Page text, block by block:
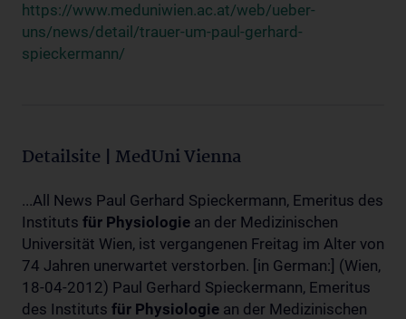
https://www.meduniwien.ac.at/web/ueber-
uns/news/detail/trauer-um-paul-gerhard-
spieckermann/
Detailsite | MedUni Vienna
...All News Paul Gerhard Spieckermann, Emeritus des
Instituts für Physiologie an der Medizinischen
Universität Wien, ist vergangenen Freitag im Alter von
74 Jahren unerwartet verstorben. [in German:] (Wien,
18-04-2012) Paul Gerhard Spieckermann, Emeritus
des Instituts für Physiologie an der Medizinischen